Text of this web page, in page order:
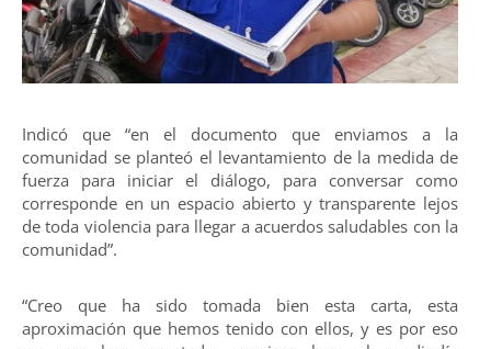
Indicó que “en el documento que enviamos a la
comunidad se planteó el levantamiento de la medida de
fuerza para iniciar el diálogo, para conversar como
corresponde en un espacio abierto y transparente lejos
de toda violencia para llegar a acuerdos saludables con la
comunidad”.
“Creo que ha sido tomada bien esta carta, esta
aproximación que hemos tenido con ellos, y es por eso